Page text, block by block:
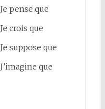
Je pense que
Je crois que
Je suppose que
J’imagine que